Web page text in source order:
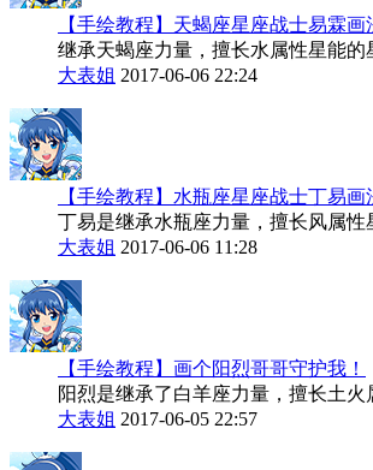
【手绘教程】天蝎座星座战士易霖画
继承天蝎座力量，擅长水属性星能
大表姐 2017-06-06 22:24
【手绘教程】水瓶座星座战士丁易画
丁易是继承水瓶座力量，擅长风属
大表姐 2017-06-06 11:28
【手绘教程】画个阳烈哥哥守护我！
阳烈是继承了白羊座力量，擅长土
大表姐 2017-06-05 22:57